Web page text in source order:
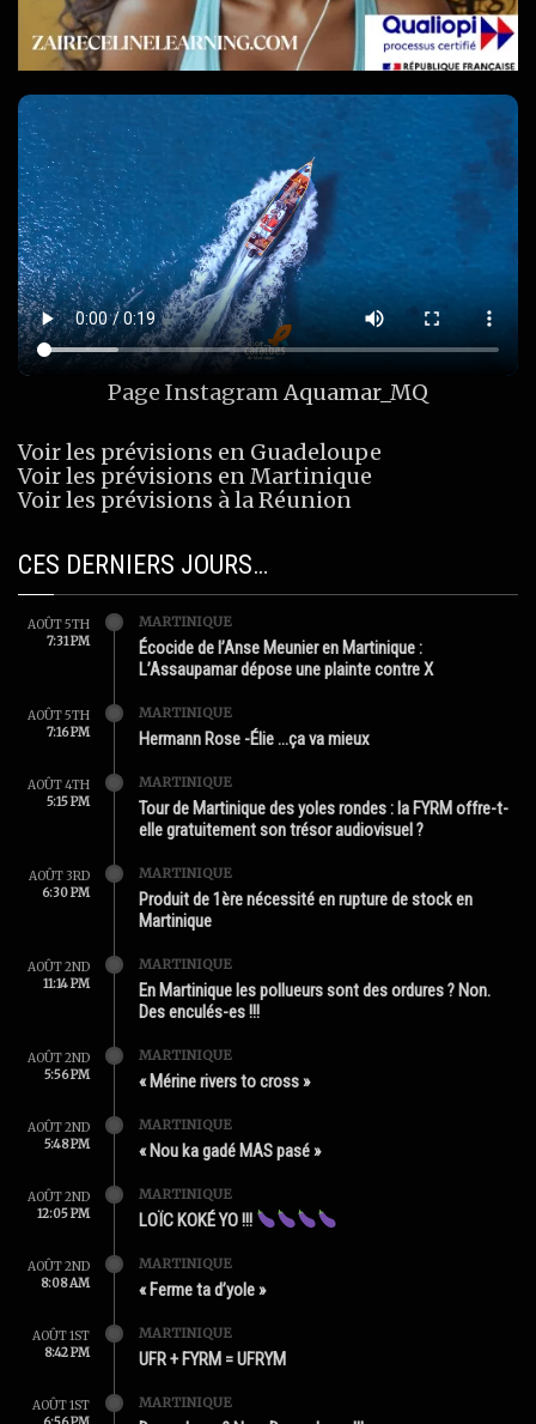
Page InstagramAquamar_MQ
Voir les prévisions en Guadeloupe
Voir les prévisions en Martinique
Voir les prévisions à la Réunion
CES DERNIERS JOURS…
AOÛT 5TH
7:31 PM
MARTINIQUE
Écocide de l’Anse Meunier en Martinique :
L’Assaupamar dépose une plainte contre X
AOÛT 5TH
7:16 PM
MARTINIQUE
Hermann Rose -Élie …ça va mieux
AOÛT 4TH
5:15 PM
MARTINIQUE
Tour de Martinique des yoles rondes : la FYRM offre-t-
elle gratuitement son trésor audiovisuel ?
AOÛT 3RD
6:30 PM
MARTINIQUE
Produit de 1ère nécessité en rupture de stock en
Martinique
AOÛT 2ND
11:14 PM
MARTINIQUE
En Martinique les pollueurs sont des ordures ? Non.
Des enculés-es !!!
AOÛT 2ND
5:56 PM
MARTINIQUE
« Mérine rivers to cross »
AOÛT 2ND
5:48 PM
MARTINIQUE
« Nou ka gadé MAS pasé »
AOÛT 2ND
12:05 PM
MARTINIQUE
LOÏC KOKÉ YO !!!
AOÛT 2ND
8:08 AM
MARTINIQUE
« Ferme ta d’yole »
AOÛT 1ST
8:42 PM
MARTINIQUE
UFR + FYRM = UFRYM
AOÛT 1ST
MARTINIQUE